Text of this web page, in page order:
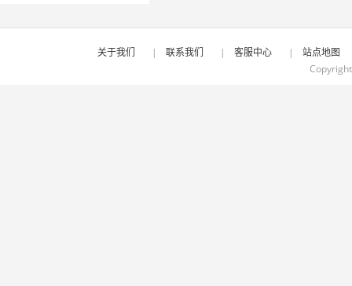
关于我们 | 联系我们 | 客服中心 |
站点地图